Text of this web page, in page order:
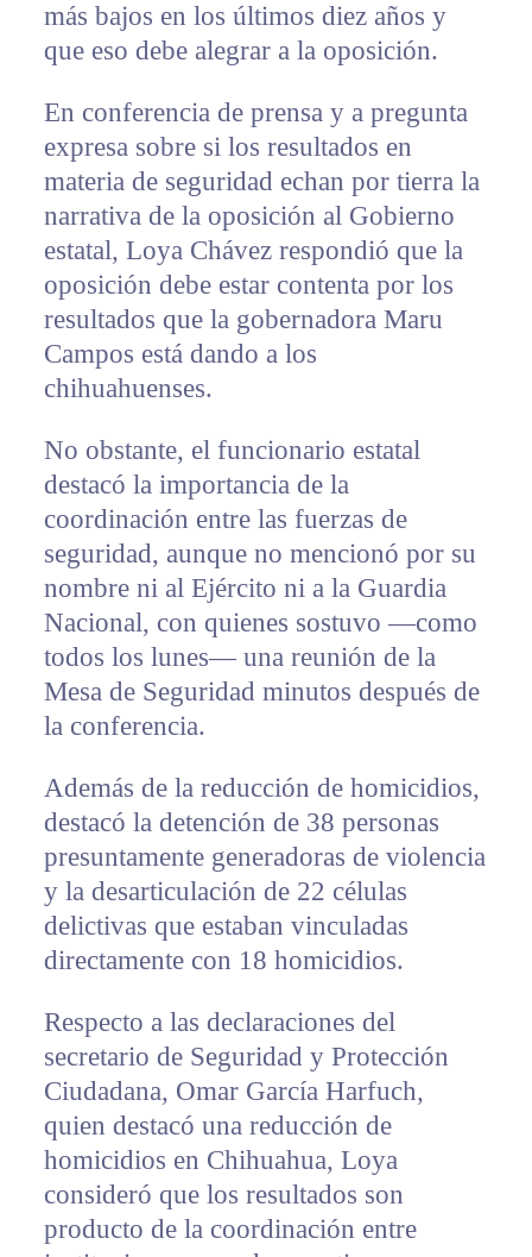
más bajos en los últimos diez años y
que eso debe alegrar a la oposición.
En conferencia de prensa y a pregunta
expresa sobre si los resultados en
materia de seguridad echan por tierra la
narrativa de la oposición al Gobierno
estatal, Loya Chávez respondió que la
oposición debe estar contenta por los
resultados que la gobernadora Maru
Campos está dando a los
chihuahuenses.
No obstante, el funcionario estatal
destacó la importancia de la
coordinación entre las fuerzas de
seguridad, aunque no mencionó por su
nombre ni al Ejército ni a la Guardia
Nacional, con quienes sostuvo —como
todos los lunes— una reunión de la
Mesa de Seguridad minutos después de
la conferencia.
Además de la reducción de homicidios,
destacó la detención de 38 personas
presuntamente generadoras de violencia
y la desarticulación de 22 células
delictivas que estaban vinculadas
directamente con 18 homicidios.
Respecto a las declaraciones del
secretario de Seguridad y Protección
Ciudadana, Omar García Harfuch,
quien destacó una reducción de
homicidios en Chihuahua, Loya
consideró que los resultados son
producto de la coordinación entre